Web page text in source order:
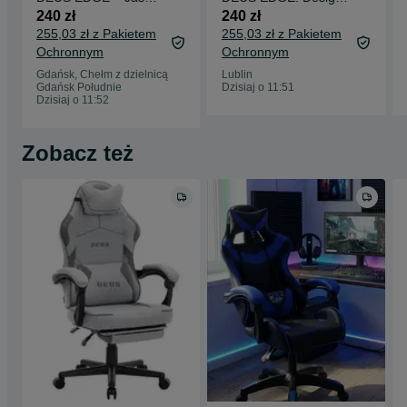
błękit, pełna wygoda i
podnóżek
240 zł
255,03 zł z Pakietem
Ochronnym
Gdańsk, Chełm z dzielnicą
Gdańsk Południe
Dzisiaj o 11:52
Light Blue |
Ergonomia i Relaks
240 zł
255,03 zł z Pakietem
Ochronnym
Lublin
Dzisiaj o 11:51
Zobacz też